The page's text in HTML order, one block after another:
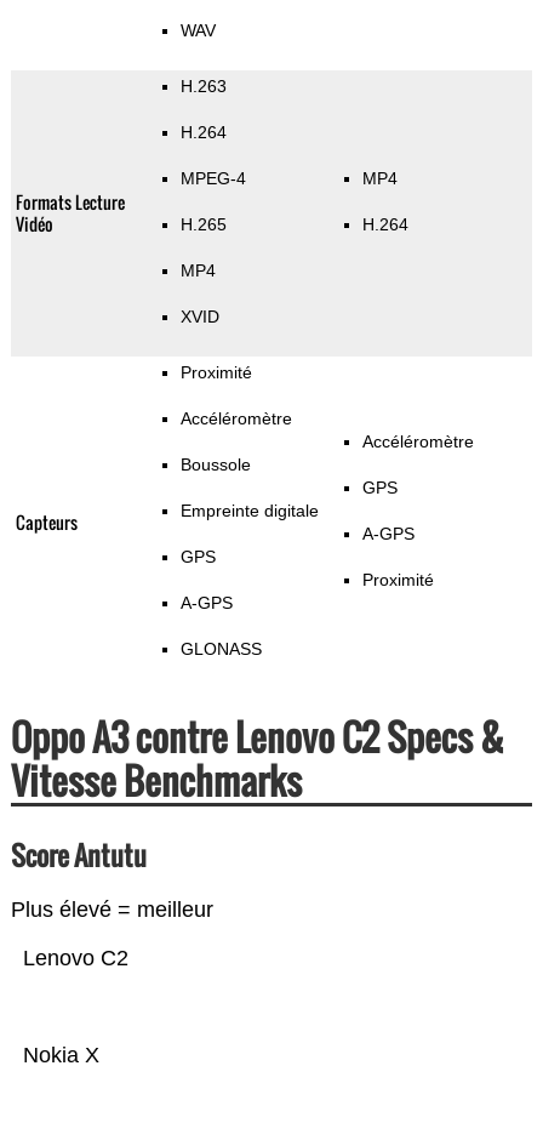
WAV
Formats Lecture
Vidéo
H.263
H.264
MPEG-4
H.265
MP4
XVID
MP4
H.264
Capteurs
Proximité
Accéléromètre
Boussole
Empreinte digitale
GPS
A-GPS
GLONASS
Accéléromètre
GPS
A-GPS
Proximité
Oppo A3 contre Lenovo C2 Specs &
Vitesse Benchmarks
Score Antutu
Plus élevé = meilleur
Nokia X
Lenovo C2